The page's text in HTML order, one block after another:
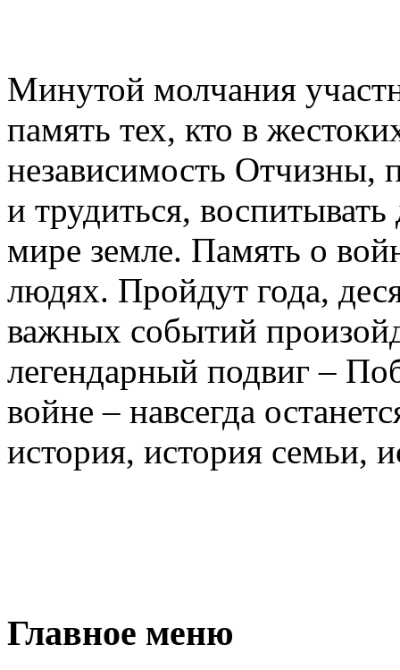
Минутой молчания
память тех, кто в
независимость Отчизны,
и трудиться,
мире земле. Память о
людях. Пройдут года,
важных событий
легендарный подвиг –
войне – навсегда
история, история семьи,
Главное меню